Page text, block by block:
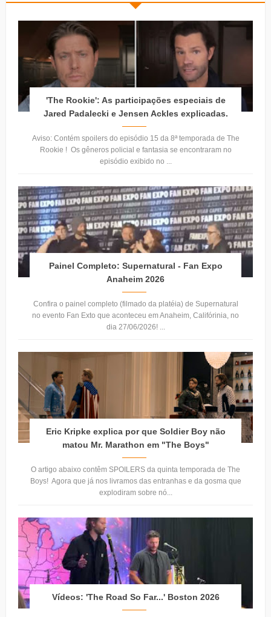
'The Rookie': As participações especiais de
Jared Padalecki e Jensen Ackles explicadas.
Aviso: Contém spoilers do episódio 15 da 8ª temporada de The
Rookie ! Os gêneros policial e fantasia se encontraram no
episódio exibido no ...
Painel Completo: Supernatural - Fan Expo
Anaheim 2026
Confira o painel completo (filmado da platéia) de Supernatural
no evento Fan Exto que aconteceu em Anaheim, Califórinia, no
dia 27/06/2026! ...
Eric Kripke explica por que Soldier Boy não
matou Mr. Marathon em "The Boys"
O artigo abaixo contêm SPOILERS da quinta temporada de The
Boys! Agora que já nos livramos das entranhas e da gosma que
explodiram sobre nó...
Vídeos: 'The Road So Far...' Boston 2026